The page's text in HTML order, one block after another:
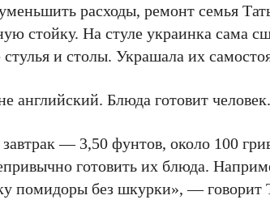
расходы, ремонт семья
стойку. На стуле украинка сама
стулья и столы. Украшала их
английский. Блюда готовит
— 3,50 фунтов, около 100
готовить их блюда.
помидоры без шкурки», — говорит